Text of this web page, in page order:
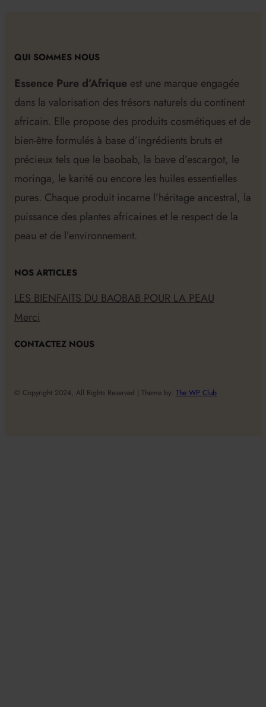
QUI SOMMES NOUS
Essence Pure d’Afrique est une marque engagée
dans la valorisation des trésors naturels du continent
africain. Elle propose des produits cosmétiques et de
bien-être formulés à base d’ingrédients bruts et
précieux tels que le baobab, la bave d’escargot, le
moringa, le karité ou encore les huiles essentielles
pures. Chaque produit incarne l’héritage ancestral, la
puissance des plantes africaines et le respect de la
peau et de l’environnement.
NOS ARTICLES
LES BIENFAITS DU BAOBAB POUR LA PEAU
Merci
CONTACTEZ NOUS
© Copyright 2024, All Rights Reserved | Theme by: The WP Club